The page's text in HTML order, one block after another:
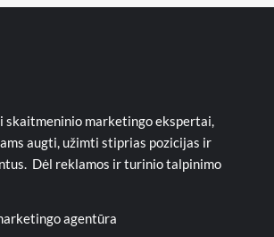
skaitmeninio marketingo ekspertai,
augti, užimti stiprias pozicijas ir
Dėl reklamos ir turinio talpinimo